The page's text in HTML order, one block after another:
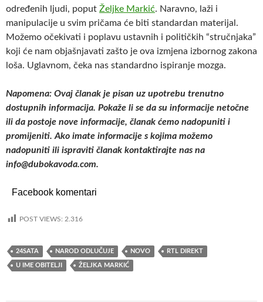
određenih ljudi, poput Željke Markić. Naravno, laži i
manipulacije u svim pričama će biti standardan materijal.
Možemo očekivati i poplavu ustavnih i političkih “stručnjaka”
koji će nam objašnjavati zašto je ova izmjena izbornog zakona
loša. Uglavnom, čeka nas standardno ispiranje mozga.
Napomena: Ovaj članak je pisan uz upotrebu trenutno
dostupnih informacija. Pokaže li se da su informacije netočne
ili da postoje nove informacije, članak ćemo nadopuniti i
promijeniti. Ako imate informacije s kojima možemo
nadopuniti ili ispraviti članak kontaktirajte nas na
info@dubokavoda.com.
Facebook komentari
POST VIEWS: 2.316
24SATA NAROD ODLUČUJE NOVO RTL DIREKT
U IME OBITELJI ŽELJKA MARKIĆ